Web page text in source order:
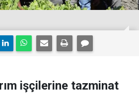
işçilerine tazminat